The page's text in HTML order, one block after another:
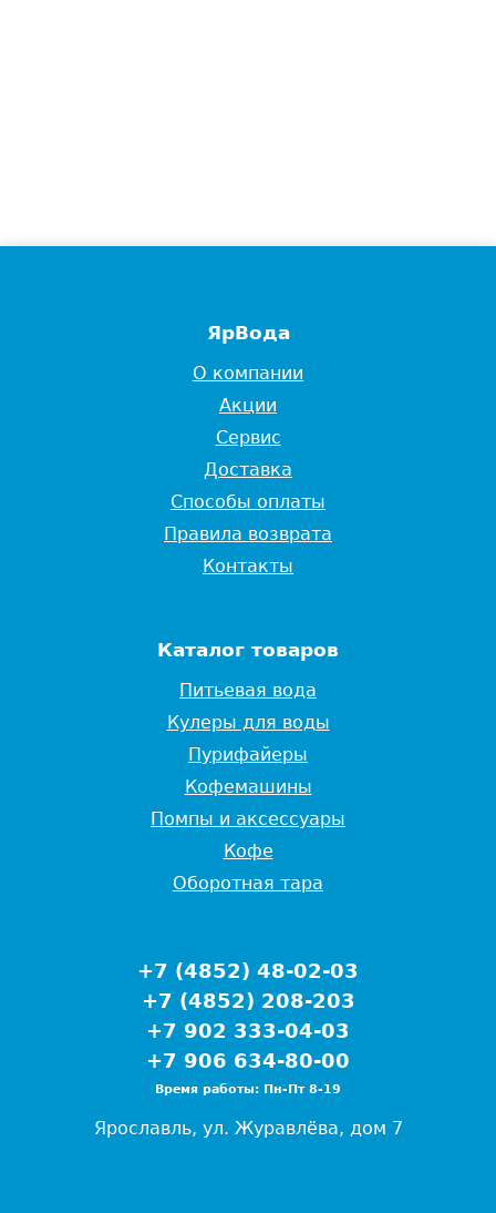
ЯрВода
О компании
Акции
Сервис
Доставка
Способы оплаты
Правила возврата
Контакты
Каталог товаров
Питьевая вода
Кулеры для воды
Пурифайеры
Кофемашины
Помпы и аксессуары
Кофе
Оборотная тара
+7 (4852) 48-02-03
+7 (4852) 208-203
+7 902 333-04-03
+7 906 634-80-00
Время работы: Пн-Пт 8-19
Ярославль, ул. Журавлёва, дом 7